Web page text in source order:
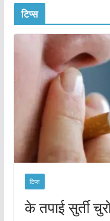
टिप्स
टिप्स
के तपाई सुर्ती